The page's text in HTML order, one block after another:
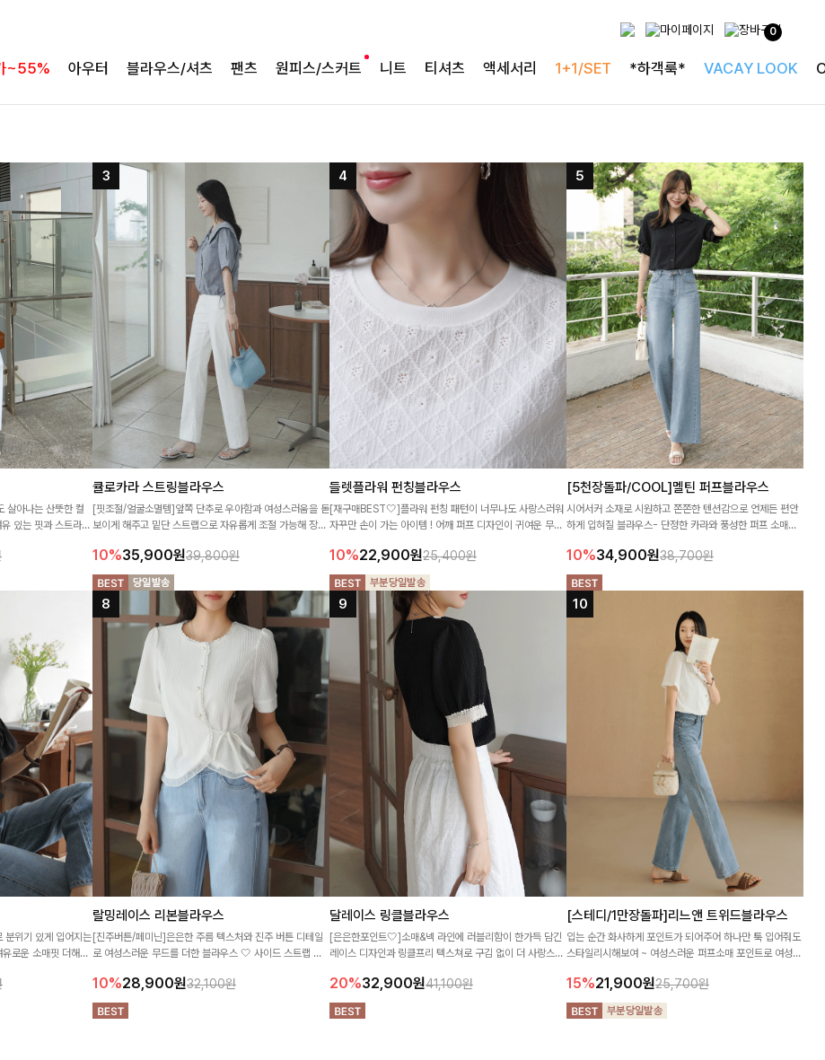
0
~55% 아우터 블라우스/셔츠 팬츠 원피스/스커트 니트 티셔츠 액세서리 1+1/SET *하객룩* VACAY LOOK
살아나는 산뜻한 컬
있는 핏과 스트라이
큘로카라 스트링블라우스
[핏조절/얼굴소멸템]앞쪽 단추로 우아함과 여성스러움을 돋
보이게 해주고 밑단 스트랩으로 자유롭게 조절 가능해 장점
10%35,900원39,800원
들렛플라워 펀칭블라우스
[재구매BEST🤍]플라워 펀칭 패턴이 너무나도 사랑스러워
자꾸만 손이 가는 아이템 ! 어깨 퍼프 디자인이 귀여운 무드
10%22,900원25,400원
[5천장돌파/COOL]멜틴 퍼프블라우스
시어서커 소재로 시원하고 쫀쫀한 텐션감으로 언제든 편안
하게 입혀질 블라우스- 단정한 카라와 풍성한 퍼프 소매로
10%34,900원38,700원
위기 있게 입어지는
로운 소매핏 더해져
랄밍레이스 리본블라우스
[진주버튼/페미닌]은은한 주름 텍스처와 진주 버튼 디테일
로 여성스러운 무드를 더한 블라우스 🤍 사이드 스트랩 포
10%28,900원32,100원
달레이스 링클블라우스
[은은한포인트🤍]소매&넥 라인에 러블리함이 한가득 담긴
레이스 디자인과 링클프리 텍스쳐로 구김 없이 더 사랑스러
다:)
20%32,900원41,100원
[스테디/1만장돌파]리느앤 트위드블라우스
입는 순간 화사하게 포인트가 되어주어 하나만 툭 입어줘도
스타일리시해보여 ~ 여성스러운 퍼프소매 포인트로 여성스
15%21,900원25,700원